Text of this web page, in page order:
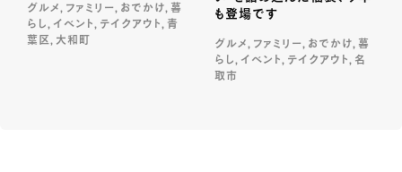
グルメ, ファミリー, おでかけ, 暮
らし, イベント, テイクアウト, 青
葉区, 大和町
も登場です
グルメ, ファミリー, おでかけ, 暮
らし, イベント, テイクアウト, 名
取市